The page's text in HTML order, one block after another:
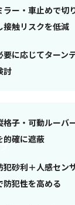
ラー・車止めで切
接触リスクを低減
要に応じてターン
討
格子・可動ルーバ
的確に遮蔽
犯砂利＋人感セン
防犯性を高める